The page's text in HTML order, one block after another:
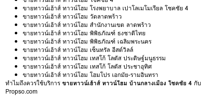
ขายทาวน์เฮ้าส์ ทาวน์โฮม โรงพยาบาล เปาโลเมโมเรียล โชคชัย 4
ขายทาวน์เฮ้าส์ ทาวน์โฮม วัดลาดพร้าว
ขายทาวน์เฮ้าส์ ทาวน์โฮม สำนักงานเขต ลาดพร้าว
ขายทาวน์เฮ้าส์ ทาวน์โฮม พิพิธภัณฑ์ ธงชาติไทย
ขายทาวน์เฮ้าส์ ทาวน์โฮม พิพิธภัณฑ์ เฉลิมพระนคร
ขายทาวน์เฮ้าส์ ทาวน์โฮม เซ็นทรัล อีสต์วิลล์
ขายทาวน์เฮ้าส์ ทาวน์โฮม เทสโก้ โลตัส ประดิษฐ์มนูธรรม
ขายทาวน์เฮ้าส์ ทาวน์โฮม เทสโก้ โลตัส ประชาอุทิศ
ขายทาวน์เฮ้าส์ ทาวน์โฮม โฮมโปร เอกมัย-รามอินทรา
ทำไมถึงควรใช้บริการขายทาวน์เฮ้าส์ ทาวน์โฮม บ้านกลางเมือง โชคชัย 4 กับ
Propso.com